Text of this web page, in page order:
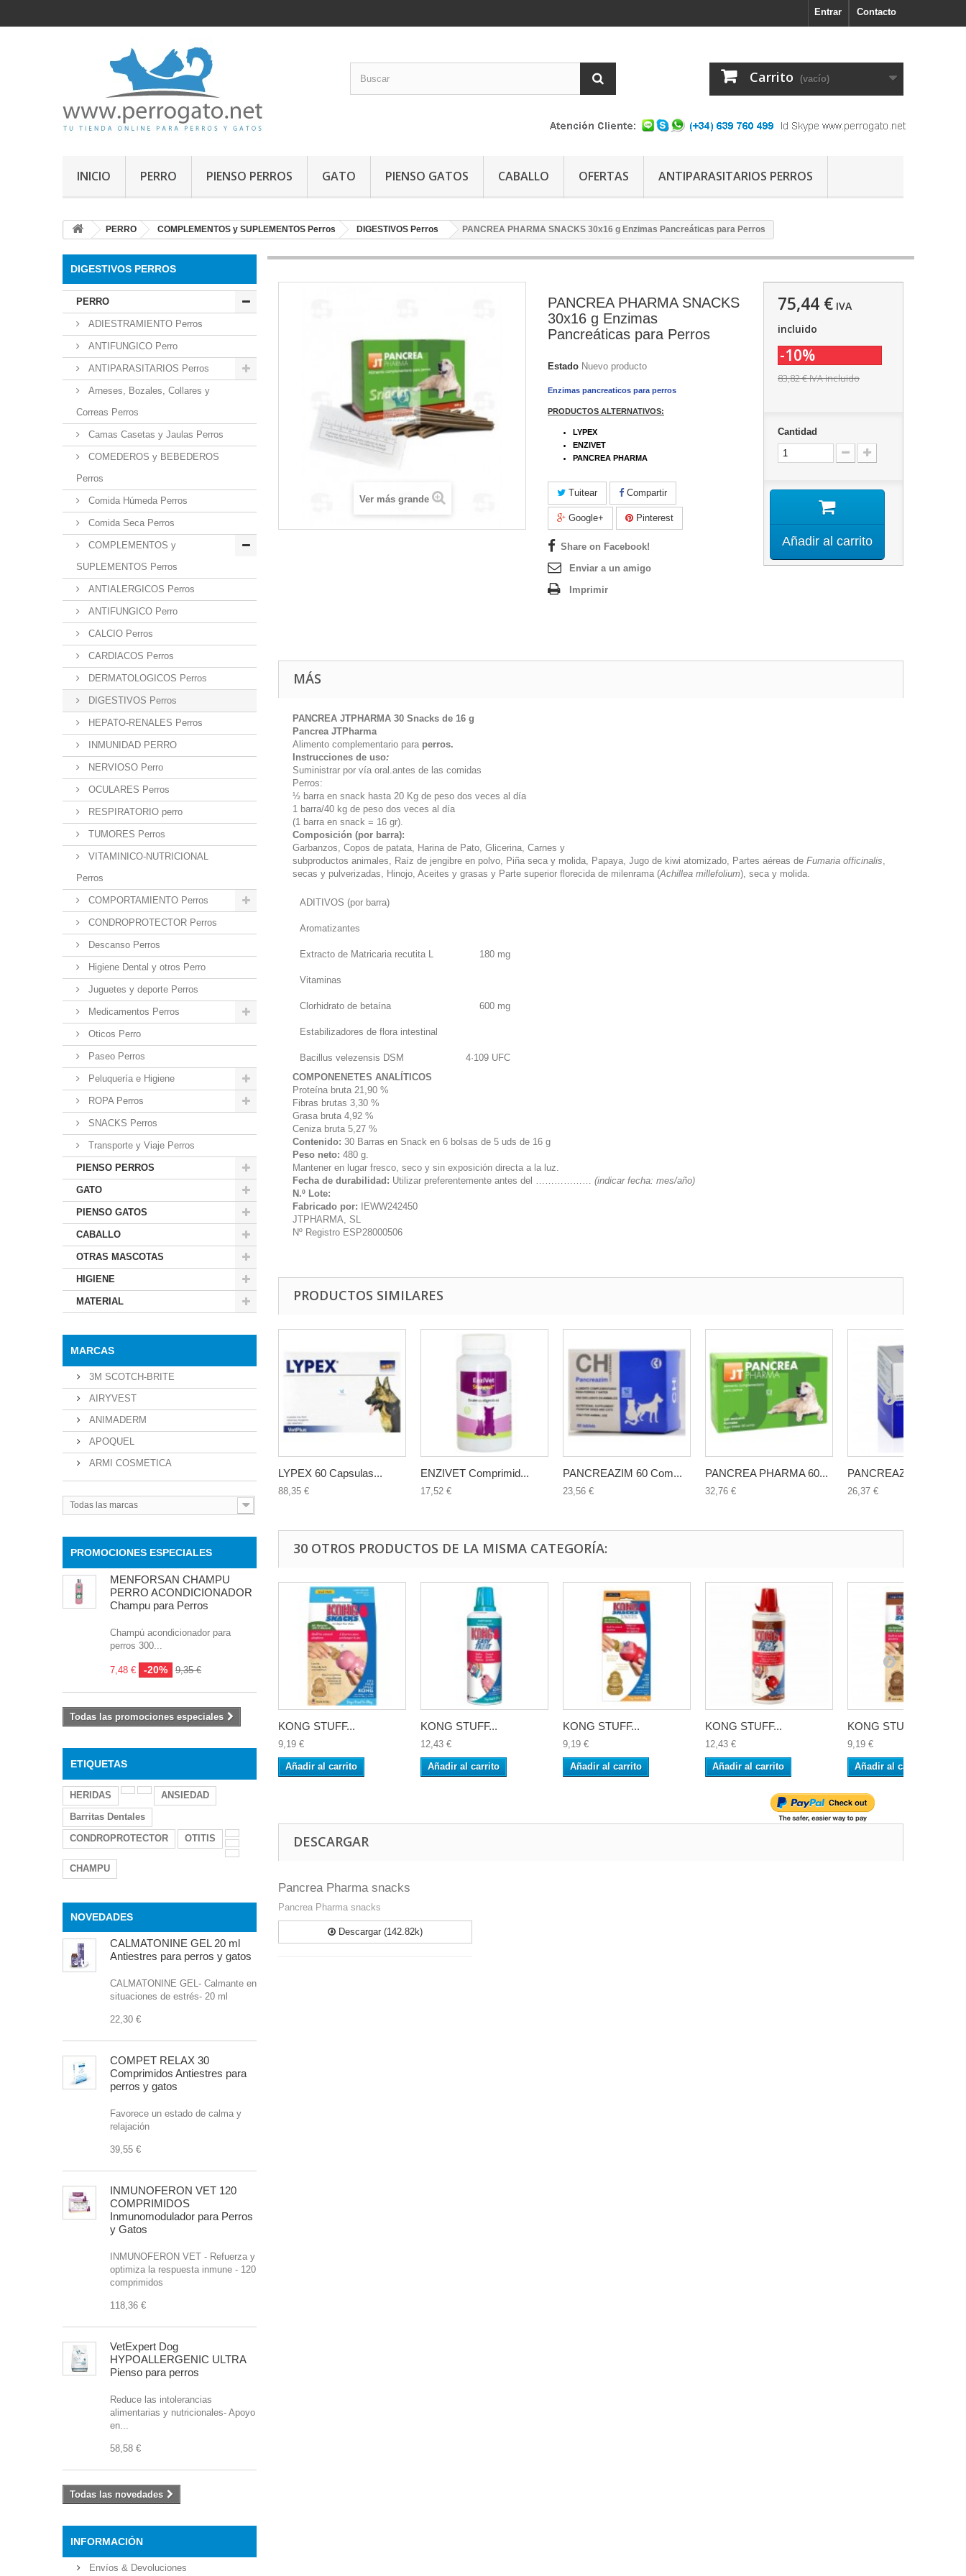
Contacto
Entrar
Carrito (vacío)
INICIO PERRO PIENSO PERROS GATO PIENSO GATOS CABALLO OFERTAS ANTIPARASITARIOS PERROS
PERRO COMPLEMENTOS y SUPLEMENTOS Perros DIGESTIVOS Perros PANCREA PHARMA SNACKS 30x16 g Enzimas Pancreáticas para Perros
DIGESTIVOS PERROS
PERRO
ADIESTRAMIENTO Perros
ANTIFUNGICO Perro
ANTIPARASITARIOS Perros
Arneses, Bozales, Collares y
Correas Perros
Camas Casetas y Jaulas Perros
COMEDEROS y BEBEDEROS
Perros
Comida Húmeda Perros
Comida Seca Perros
COMPLEMENTOS y
SUPLEMENTOS Perros
ANTIALERGICOS Perros
ANTIFUNGICO Perro
CALCIO Perros
CARDIACOS Perros
DERMATOLOGICOS Perros
DIGESTIVOS Perros
HEPATO-RENALES Perros
INMUNIDAD PERRO
NERVIOSO Perro
OCULARES Perros
RESPIRATORIO perro
TUMORES Perros
VITAMINICO-NUTRICIONAL
Perros
COMPORTAMIENTO Perros
CONDROPROTECTOR Perros
Descanso Perros
Higiene Dental y otros Perro
Juguetes y deporte Perros
Medicamentos Perros
Oticos Perro
Paseo Perros
Peluquería e Higiene
ROPA Perros
SNACKS Perros
Transporte y Viaje Perros
PIENSO PERROS
GATO
PIENSO GATOS
CABALLO
OTRAS MASCOTAS
HIGIENE
MATERIAL
MARCAS
3M SCOTCH-BRITE
AIRYVEST
ANIMADERM
APOQUEL
ARMI COSMETICA
Todas las marcas
PROMOCIONES ESPECIALES
MENFORSAN CHAMPU
PERRO ACONDICIONADOR
Champu para Perros
Champú acondicionador para
perros 300...
7,48 € -20% 9,35 €
Todas las promociones especiales
ETIQUETAS
HERIDAS
ANSIEDAD
Barritas Dentales
CONDROPROTECTOR
OTITIS
CHAMPU
NOVEDADES
CALMATONINE GEL 20 ml
Antiestres para perros y gatos
CALMATONINE GEL- Calmante en
situaciones de estrés- 20 ml
22,30 €
COMPET RELAX 30
Comprimidos Antiestres para
perros y gatos
Favorece un estado de calma y
relajación
39,55 €
INMUNOFERON VET 120
COMPRIMIDOS
Inmunomodulador para Perros
y Gatos
INMUNOFERON VET - Refuerza y
optimiza la respuesta inmune - 120
comprimidos
118,36 €
VetExpert Dog
HYPOALLERGENIC ULTRA
Pienso para perros
Reduce las intolerancias
alimentarias y nutricionales- Apoyo
en...
58,58 €
Todas las novedades
INFORMACIÓN
Envíos & Devoluciones
Ver más grande
PANCREA PHARMA SNACKS
30x16 g Enzimas
Pancreáticas para Perros
Estado Nuevo producto
Enzimas pancreaticos para perros
PRODUCTOS ALTERNATIVOS:
LYPEX
ENZIVET
PANCREA PHARMA
Tuitear Compartir
Google+ Pinterest
Share on Facebook!
Enviar a un amigo
Imprimir
75,44 €IVA
incluido
-10%
83,82 €IVA incluido
Cantidad
Añadir al carrito
MÁS
PANCREA JTPHARMA 30 Snacks de 16 g
Pancrea JTPharma
Alimento complementario para perros.
Instrucciones de uso:
Suministrar por vía oral.antes de las comidas
Perros:
½ barra en snack hasta 20 Kg de peso dos veces al día
1 barra/40 kg de peso dos veces al día
(1 barra en snack = 16 gr).
Composición (por barra):
Garbanzos, Copos de patata, Harina de Pato, Glicerina, Carnes y
subproductos animales, Raíz de jengibre en polvo, Piña seca y molida, Papaya, Jugo de kiwi atomizado, Partes aéreas de Fumaria officinalis,
secas y pulverizadas, Hinojo, Aceites y grasas y Parte superior florecida de milenrama (Achillea millefolium), seca y molida.
ADITIVOS (por barra)
Aromatizantes
Extracto de Matricaria recutita L 180 mg
Vitaminas
Clorhidrato de betaína 600 mg
Estabilizadores de flora intestinal
Bacillus velezensis DSM
4·109 UFC
COMPONENETES ANALÍTICOS
Proteína bruta 21,90 %
Fibras brutas 3,30 %
Grasa bruta 4,92 %
Ceniza bruta 5,27 %
Contenido: 30 Barras en Snack en 6 bolsas de 5 uds de 16 g
Peso neto: 480 g.
Mantener en lugar fresco, seco y sin exposición directa a la luz.
Fecha de durabilidad: Utilizar preferentemente antes del ……………… (indicar fecha: mes/año)
N.º Lote:
Fabricado por:
IEWW242450
JTPHARMA, SL
Nº Registro ESP28000506
PRODUCTOS SIMILARES
LYPEX 60 Capsulas...
88,35 €
ENZIVET Comprimid...
17,52 €
PANCREAZIM 60 Com...
23,56 €
PANCREA PHARMA 60...
32,76 €
PANCREAZIM 100 g ...
26,37 €
30 OTROS PRODUCTOS DE LA MISMA CATEGORÍA:
KONG STUFF...
9,19 €
Añadir al carrito
KONG STUFF...
12,43 €
Añadir al carrito
KONG STUFF...
9,19 €
Añadir al carrito
KONG STUFF...
12,43 €
Añadir al carrito
KONG STUFF...
9,19 €
Añadir al carrito
DESCARGAR
Pancrea Pharma snacks
Pancrea Pharma snacks
Descargar (142.82k)